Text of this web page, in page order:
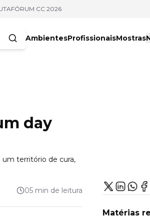
FÓRUM CC 2026
AmbientesProfissionaisMostras
day
território de cura,
05 min de leitura
Matérias